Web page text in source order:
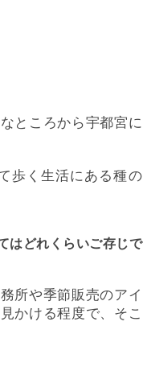
ところから宇都宮に
歩く生活にある種の
はどれくらいご存じで
所や季節販売のアイ
かける程度で、そこ